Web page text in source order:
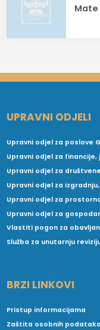
Mate
UPRAVNI ODJELI
Upravni odjel za poslove
Upravni odjel za
Upravni odjel za
Upravni odjel za
Upravni odjel za
Upravni odjel za
Vlastiti pogon za
Služba za unutarnju
BRZI LINKOVI
Pristup informacijama
Zaštita osobnih podataka